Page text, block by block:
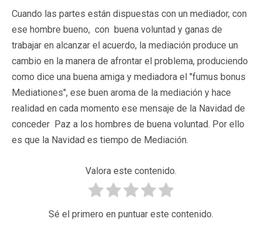
Cuando las partes están dispuestas con un mediador, con
ese hombre bueno, con buena voluntad y ganas de
trabajar en alcanzar el acuerdo, la mediación produce un
cambio en la manera de afrontar el problema, produciendo
como dice una buena amiga y mediadora el "fumus bonus
Mediationes", ese buen aroma de la mediación y hace
realidad en cada momento ese mensaje de la Navidad de
conceder Paz a los hombres de buena voluntad. Por ello
es que la Navidad es tiempo de Mediación.
Valora este contenido.
Sé el primero en puntuar este contenido.